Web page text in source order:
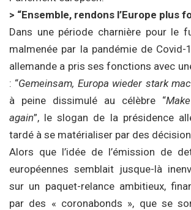
> “Ensemble, rendons l’Europe plus
Dans une période charnière pour le
malmenée par la pandémie de Covid-
allemande a pris ses fonctions avec
: “Gemeinsam, Europa wieder stark
à peine dissimulé au célèbre “
again”, le slogan de la présidence
tardé à se matérialiser par des
Alors que l’idée de l’émission de
européennes semblait jusque-là
sur un paquet-relance ambitieux,
par des « coronabonds », que se